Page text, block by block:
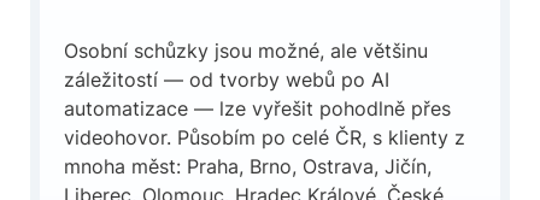
Osobní schůzky jsou možné, ale většinu
záležitostí — od tvorby webů po AI
automatizace — lze vyřešit pohodlně přes
videohovor. Působím po celé ČR, s klienty z
mnoha měst: Praha, Brno, Ostrava, Jičín,